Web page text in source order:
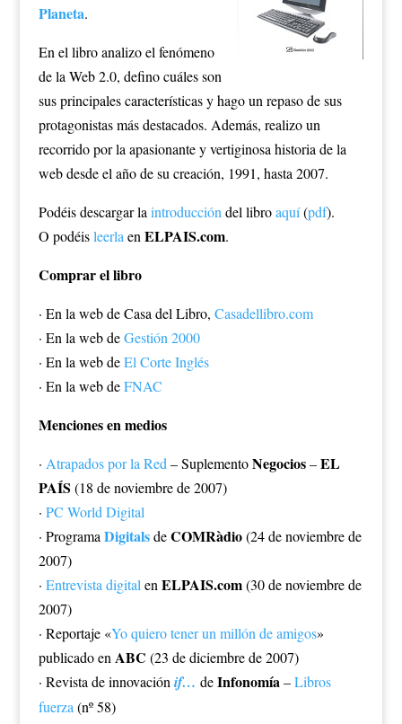
Planeta.
En el libro analizo el fenómeno
de la Web 2.0, defino cuáles son
sus principales características y hago un repaso de sus
protagonistas más destacados. Además, realizo un
recorrido por la apasionante y vertiginosa historia de la
web desde el año de su creación, 1991, hasta 2007.
Podéis descargar la introducción del libroaquí(pdf).
O podéisleerla en ELPAIS.com.
Comprar el libro
· En la web de Casa del Libro, Casadellibro.com
· En la web deGestión 2000
· En la web deEl Corte Inglés
· En la web deFNAC
Menciones en medios
· Atrapados por la Red – SuplementoNegocios–EL
PAÍS (18 de noviembre de 2007)
· PC World Digital
· Programa DigitalsdeCOMRàdio(24 de noviembre de
2007)
· Entrevista digital en ELPAIS.com(30 de noviembre de
2007)
· Reportaje «Yo quiero tener un millón de amigos»
publicado en ABC (23 de diciembre de 2007)
· Revista de innovación if… deInfonomía –Libros
fuerza (nº 58)